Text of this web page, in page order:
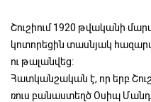
Շուշիում 1920 թվականի
կոտորեցին տասնյակ
ու թալանվեց։
Հատկանշական է, որ երբ
ռուս բանաստեղծ Օսիպ